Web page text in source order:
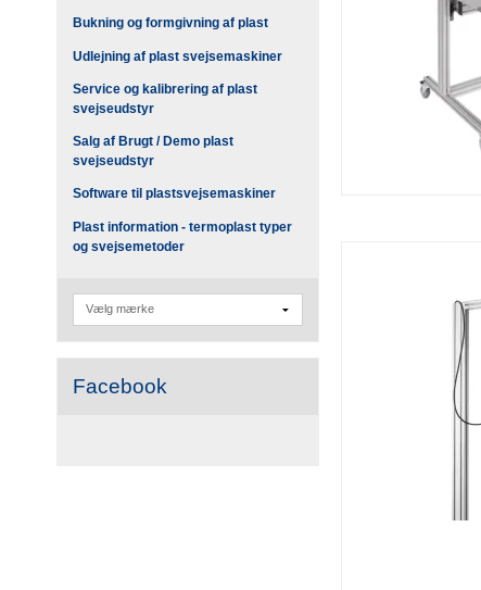
Bukning og formgivning af plast
Udlejning af plast svejsemaskiner
Service og kalibrering af plast
svejseudstyr
Salg af Brugt / Demo plast
svejseudstyr
Software til plastsvejsemaskiner
Plast information - termoplast typer
og svejsemetoder
Facebook